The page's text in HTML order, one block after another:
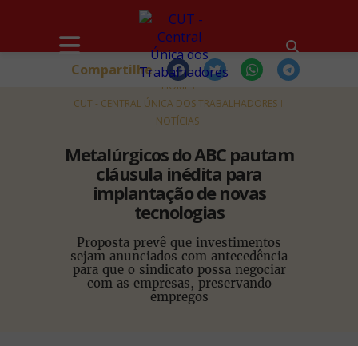
HOME
CUT - CENTRAL ÚNICA DOS TRABALHADORES
NOTÍCIAS
Metalúrgicos do ABC pautam
cláusula inédita para
implantação de novas
tecnologias
Proposta prevê que investimentos
sejam anunciados com antecedência
para que o sindicato possa negociar
com as empresas, preservando
empregos
Compartilhe